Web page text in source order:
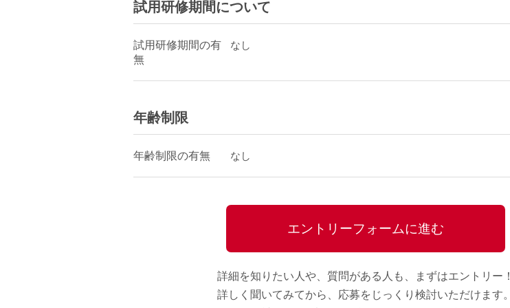
試用研修期間について
試用研修期間の有
無
なし
年齢制限
年齢制限の有無 なし
エントリーフォームに進む
詳細を知りたい人や、質問がある人も、
まずはエントリー！
詳しく聞いてみてから、 応募をじっくり検討いただけます。